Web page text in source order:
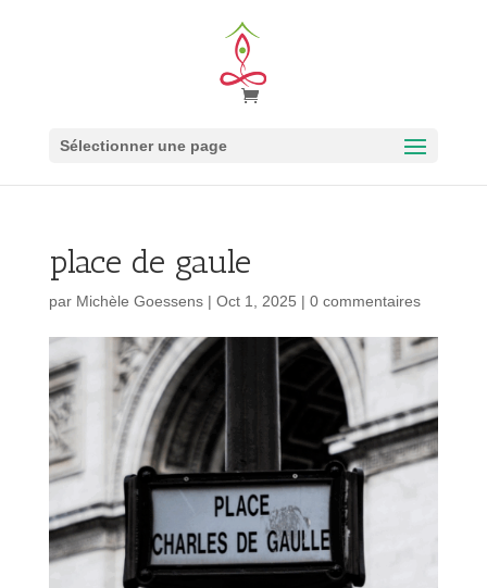
Sélectionner une page
place de gaule
par Michèle Goessens| Oct 1, 2025 | 0 commentaires